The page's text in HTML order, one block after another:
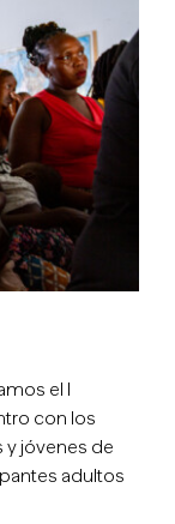
el I
con los
jóvenes de
adultos